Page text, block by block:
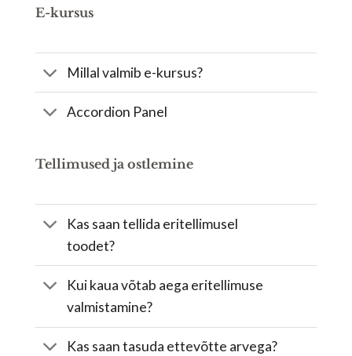
E-kursus
Millal valmib e-kursus?
Accordion Panel
Tellimused ja ostlemine
Kas saan tellida eritellimusel
toodet?
Kui kaua võtab aega eritellimuse
valmistamine?
Kas saan tasuda ettevõtte arvega?